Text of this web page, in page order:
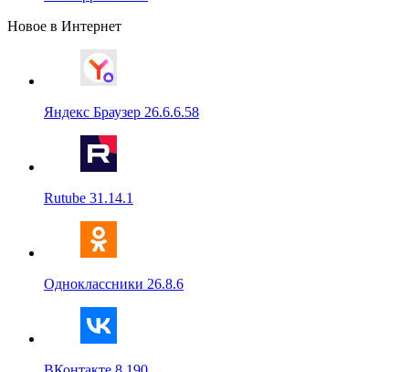
Новое в Интернет
Яндекс Браузер 26.6.6.58
Rutube 31.14.1
Одноклассники 26.8.6